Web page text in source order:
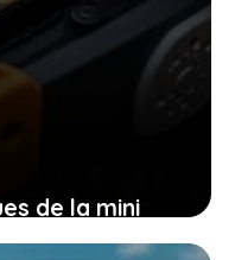
de la mini
18-201-05 pour